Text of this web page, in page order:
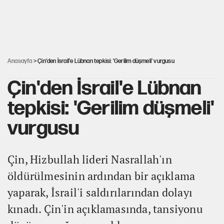
Anasayfa > Çin'den İsrail'e Lübnan tepkisi: 'Gerilim düşmeli' vurgusu
Çin'den İsrail'e Lübnan
tepkisi: 'Gerilim düşmeli'
vurgusu
Çin, Hizbullah lideri Nasrallah'ın
öldürülmesinin ardından bir açıklama
yaparak, İsrail'i saldırılarından dolayı
kınadı. Çin'in açıklamasında, tansiyonu